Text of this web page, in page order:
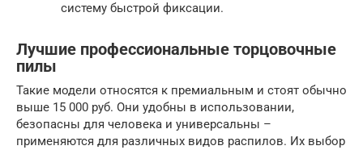
систему быстрой фиксации.
Лучшие профессиональные торцовочные
пилы
Такие модели относятся к премиальным и стоят обычно
выше 15 000 руб. Они удобны в использовании,
безопасны для человека и универсальны –
применяются для различных видов распилов. Их выбор